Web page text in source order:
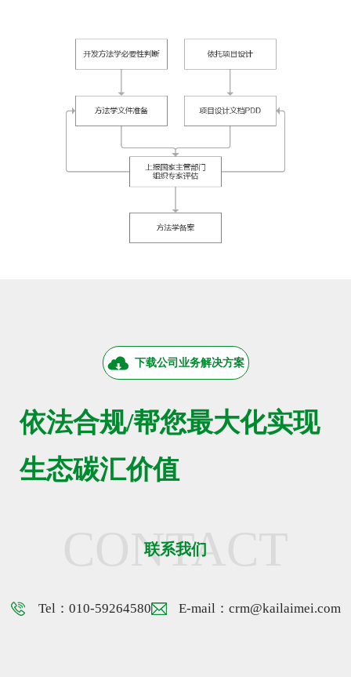
下载公司业务解决方案
依法合规/帮您最大化实现
生态碳汇价值
CONTACT
联系我们
Tel：010-59264580 E-mail：crm@kailaimei.com